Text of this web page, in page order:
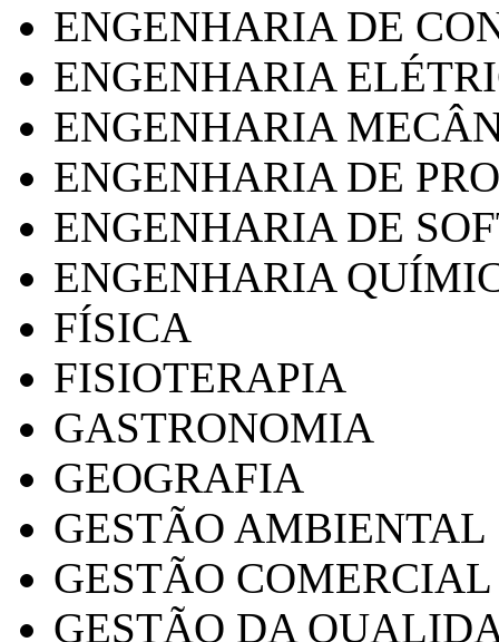
ENGENHARIA DE
ENGENHARIA
ENGENHARIA
ENGENHARIA DE
ENGENHARIA DE
ENGENHARIA
FÍSICA
FISIOTERAPIA
GASTRONOMIA
GEOGRAFIA
GESTÃO AMBIENTAL
GESTÃO COMERCIAL
GESTÃO DA